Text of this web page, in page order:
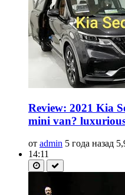
Review: 2021 Kia
mini van?
от admin 5 года назад
14:11